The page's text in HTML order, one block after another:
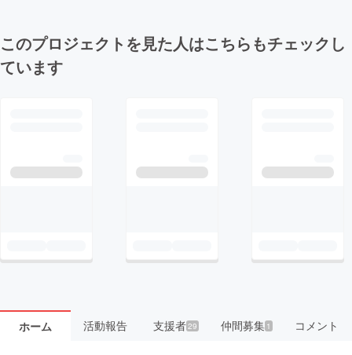
このプロジェクトを見た人はこちらもチェックし
ています
ホーム 活動報告 支援者 29 仲間募集 1 コメント